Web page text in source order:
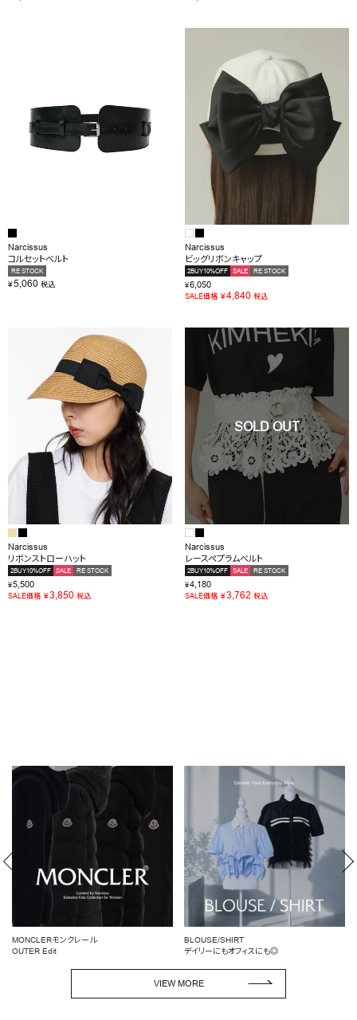
Narcissus
コルセットベルト
RE STOCK
¥5,060 税込
Narcissus
ビッグリボンキャップ
2BUY10%OFF SALE RE STOCK
¥6,050
SALE価格 ¥4,840 税込
Narcissus
リボンストローハット
2BUY10%OFF SALE RE STOCK
¥5,500
SALE価格 ¥3,850 税込
Narcissus
レースペプラムベルト
2BUY10%OFF SALE RE STOCK
¥4,180
SALE価格 ¥3,762 税込
MONCLERモンクレール
OUTER Edit
BLOUSE/SHIRT
デイリーにもオフィスにも◎
VIEW MORE